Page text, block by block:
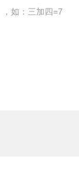
如：三加四=7